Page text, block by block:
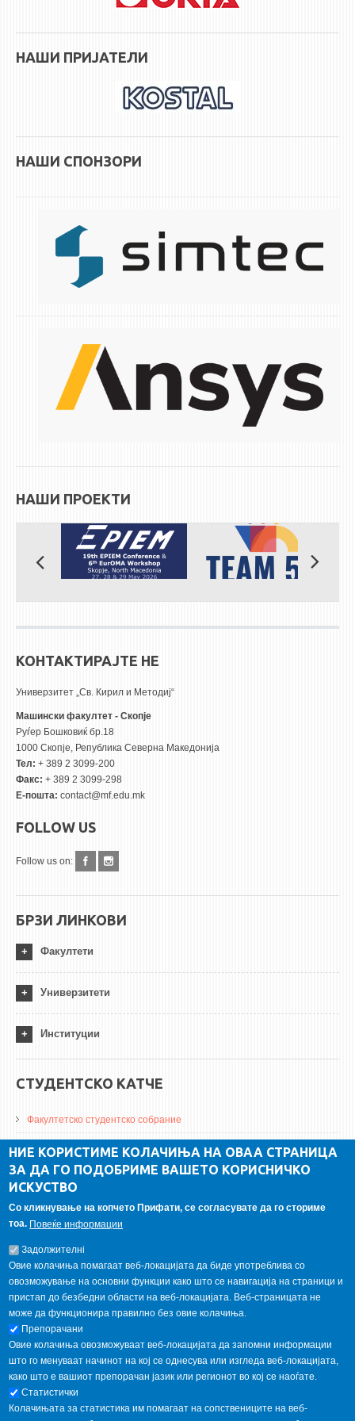
НАШИ ПРИЈАТЕЛИ
НАШИ СПОНЗОРИ
НАШИ ПРОЕКТИ
КОНТАКТИРАЈТЕ НЕ
Универзитет „Св. Кирил и Методиј“
Машински факултет - Скопје
Руѓер Бошковиќ бр.18
1000 Скопје, Република Северна Македонија
Тел: + 389 2 3099-200
Факс: + 389 2 3099-298
Е-пошта: contact@mf.edu.mk
FOLLOW US
Follow us on:
БРЗИ ЛИНКОВИ
Факултети
Универзитети
Институции
СТУДЕНТСКО КАТЧЕ
Факултетско студентско собрание
ДА Винчи магазин
Алумни асоцијација
ГАЛЕРИЈА
НИЕ КОРИСТИМЕ КОЛАЧИЊА НА ОВАА СТРАНИЦА
ЗА ДА ГО ПОДОБРИМЕ ВАШЕТО КОРИСНИЧКО
ИСКУСТВО
Со кликнување на копчето Прифати, се согласувате да го сториме
тоа. Повеќе информации
Задолжителнi
Овие колачиња помагаат веб-локацијата да биде употреблива со
овозможување на основни функции како што се навигација на страници и
пристап до безбедни области на веб-локацијата. Веб-страницата не
може да функционира правилно без овие колачиња.
Препорачани
Овие колачиња овозможуваат веб-локацијата да запомни информации
што го менуваат начинот на кој се однесува или изгледа веб-локацијата,
како што е вашиот препорачан јазик или регионот во кој се наоѓате.
Статистички
Колачињата за статистика им помагаат на сопствениците на веб-